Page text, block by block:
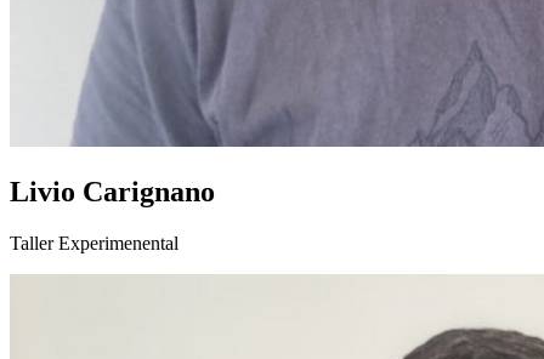
Livio Carignano
Taller Experimenental